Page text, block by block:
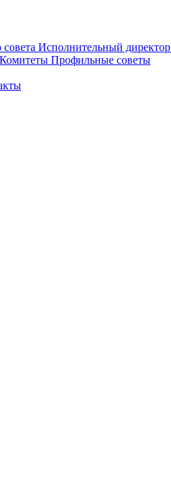
Исполнительный директор
Комитеты Профильные советы